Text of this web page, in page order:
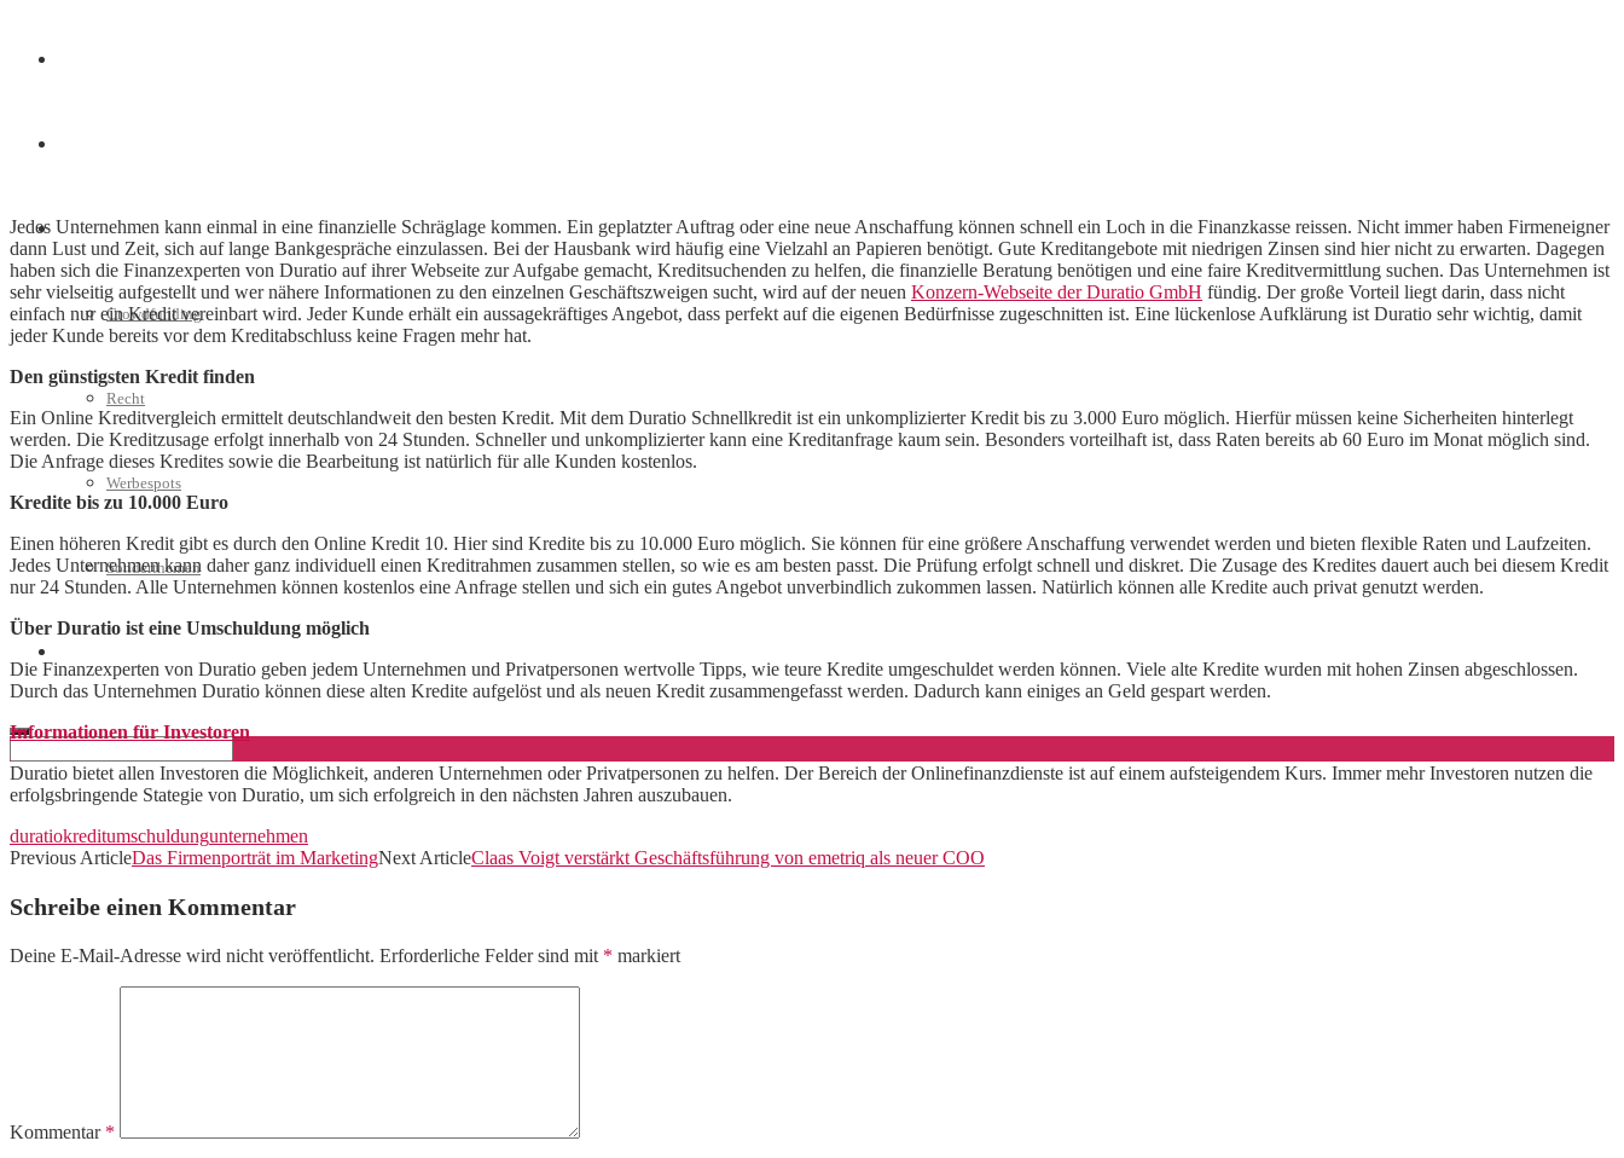
Weitere
Crowdfunding
Recht
Werbespots
Sonderthemen
Jedes Unternehmen kann einmal in eine finanzielle Schräglage kommen. Ein geplatzter Auftrag oder eine neue Anschaffung können schnell ein Loch in die Finanzkasse reissen. Nicht immer haben Firmeneigner
dann Lust und Zeit, sich auf lange Bankgespräche einzulassen. Bei der Hausbank wird häufig eine Vielzahl an Papieren benötigt. Gute Kreditangebote mit niedrigen Zinsen sind hier nicht zu erwarten. Dagegen
haben sich die Finanzexperten von Duratio auf ihrer Webseite zur Aufgabe gemacht, Kreditsuchenden zu helfen, die finanzielle Beratung benötigen und eine faire Kreditvermittlung suchen. Das Unternehmen ist
sehr vielseitig aufgestellt und wer nähere Informationen zu den einzelnen Geschäftszweigen sucht, wird auf der neuen Konzern-Webseite der Duratio GmbH fündig. Der große Vorteil liegt darin, dass nicht
einfach nur ein Kredit vereinbart wird. Jeder Kunde erhält ein aussagekräftiges Angebot, dass perfekt auf die eigenen Bedürfnisse zugeschnitten ist. Eine lückenlose Aufklärung ist Duratio sehr wichtig, damit
jeder Kunde bereits vor dem Kreditabschluss keine Fragen mehr hat.
Den günstigsten Kredit finden
Ein Online Kreditvergleich ermittelt deutschlandweit den besten Kredit. Mit dem Duratio Schnellkredit ist ein unkomplizierter Kredit bis zu 3.000 Euro möglich. Hierfür müssen keine Sicherheiten hinterlegt
werden. Die Kreditzusage erfolgt innerhalb von 24 Stunden. Schneller und unkomplizierter kann eine Kreditanfrage kaum sein. Besonders vorteilhaft ist, dass Raten bereits ab 60 Euro im Monat möglich sind.
Die Anfrage dieses Kredites sowie die Bearbeitung ist natürlich für alle Kunden kostenlos.
Kredite bis zu 10.000 Euro
Einen höheren Kredit gibt es durch den Online Kredit 10. Hier sind Kredite bis zu 10.000 Euro möglich. Sie können für eine größere Anschaffung verwendet werden und bieten flexible Raten und Laufzeiten.
Jedes Unternehmen kann daher ganz individuell einen Kreditrahmen zusammen stellen, so wie es am besten passt. Die Prüfung erfolgt schnell und diskret. Die Zusage des Kredites dauert auch bei diesem Kredit
nur 24 Stunden. Alle Unternehmen können kostenlos eine Anfrage stellen und sich ein gutes Angebot unverbindlich zukommen lassen. Natürlich können alle Kredite auch privat genutzt werden.
Über Duratio ist eine Umschuldung möglich
Die Finanzexperten von Duratio geben jedem Unternehmen und Privatpersonen wertvolle Tipps, wie teure Kredite umgeschuldet werden können. Viele alte Kredite wurden mit hohen Zinsen abgeschlossen.
Durch das Unternehmen Duratio können diese alten Kredite aufgelöst und als neuen Kredit zusammengefasst werden. Dadurch kann einiges an Geld gespart werden.
Informationen für Investoren
Duratio bietet allen Investoren die Möglichkeit, anderen Unternehmen oder Privatpersonen zu helfen. Der Bereich der Onlinefinanzdienste ist auf einem aufsteigendem Kurs. Immer mehr Investoren nutzen die
erfolgsbringende Stategie von Duratio, um sich erfolgreich in den nächsten Jahren auszubauen.
duratiokreditumschuldungunternehmen
Previous ArticleDas Firmenporträt im MarketingNext ArticleClaas Voigt verstärkt Geschäftsführung von emetriq als neuer COO
Schreibe einen Kommentar
Deine E-Mail-Adresse wird nicht veröffentlicht. Erforderliche Felder sind mit * markiert
Kommentar *